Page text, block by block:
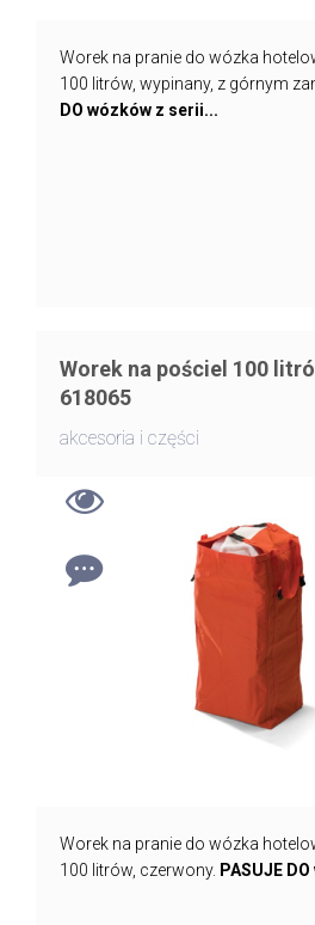
Worek na pranie do wózka
100 litrów, wypinany, z górnym
DO wózków z serii...
Worek na pościel 100
618065
akcesoria i części
Worek na pranie do wózka
100 litrów, czerwony. PASUJE